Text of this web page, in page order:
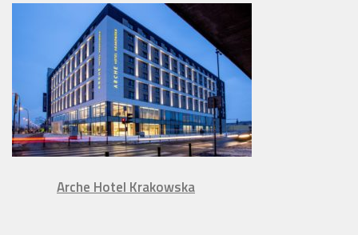
Arche Hotel Krakowska